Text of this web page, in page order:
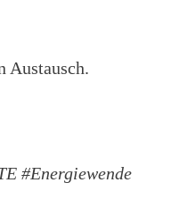
Austausch.
#Energiewende